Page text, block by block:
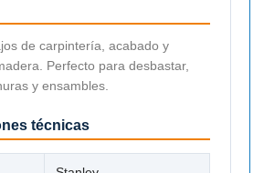
de carpintería, acabado y
Perfecto para desbastar,
y ensambles.
técnicas